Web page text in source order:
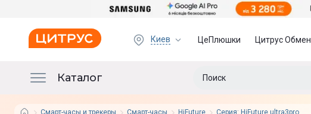
Киев ЦеПлюшки Цитрус Обмен
Каталог
Смарт-часы и трекеры Смарт-часы HiFuture Серия: HiFuture ultra3pro